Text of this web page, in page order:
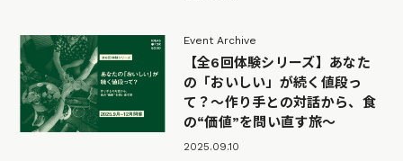
Event Archive
【全6回体験シリーズ】あなた
の「おいしい」が続く値段っ
て？～作り手との対話から、食
の“価値”を問い直す旅～
2025.09.10